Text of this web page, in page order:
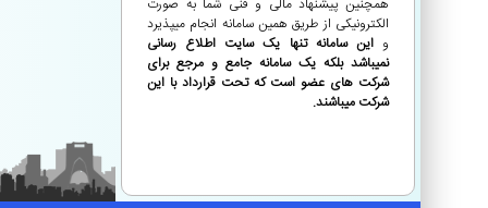
همچنین پیشنهاد مالی و فنی شما به صورت
الکترونیکی از طریق همین سامانه انجام میپذیرد
واین سامانه تنها یک سایت اطلاع رسانی
نمیباشد بلکه یک سامانه جامع و مرجع برای
شرکت های عضو است که تحت قرارداد با این
شرکت میباشند.